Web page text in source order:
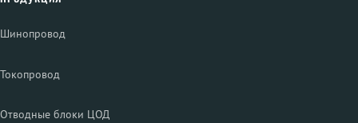
Шинопровод
Токопровод
Отводные блоки ЦОД